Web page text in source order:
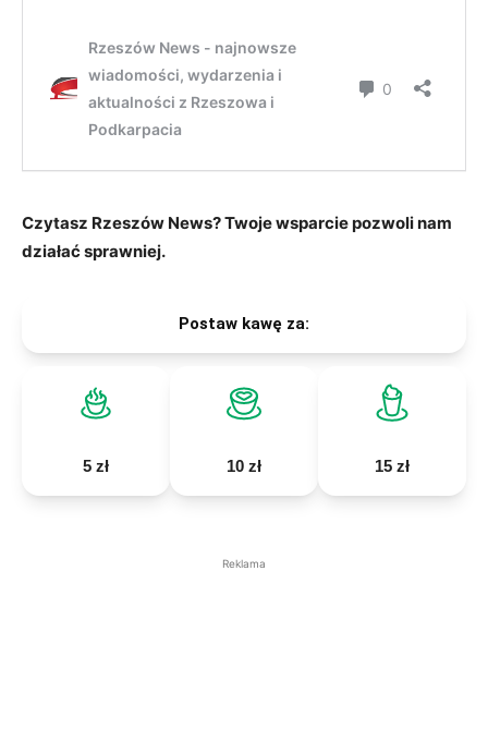
Czytasz Rzeszów News? Twoje wsparcie pozwoli nam
działać sprawniej.
Postaw kawę za:
5 zł 10 zł 15 zł
Reklama